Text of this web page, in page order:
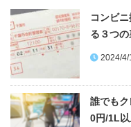
コンビ
る３つ
2024/4/1
誰でも
0円/1L